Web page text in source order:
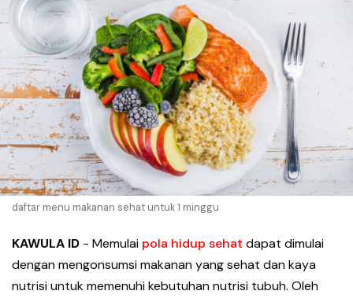
daftar menu makanan sehat untuk 1 minggu
KAWULA ID - Memulai pola hidup sehat dapat dimulai
dengan mengonsumsi makanan yang sehat dan kaya
nutrisi untuk memenuhi kebutuhan nutrisi tubuh. Oleh